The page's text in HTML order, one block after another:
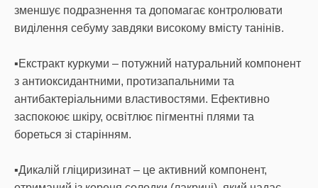
зменшує подразнення та допомагає контролювати
виділення себуму завдяки високому вмісту танінів.
▪️Екстракт куркуми – потужний натуральний компонент
з антиоксидантними, протизапальними та
антибактеріальними властивостями. Ефективно
заспокоює шкіру, освітлює пігментні плями та
бореться зі старінням.
▪️Дикалій гліциризинат – це активний компонент,